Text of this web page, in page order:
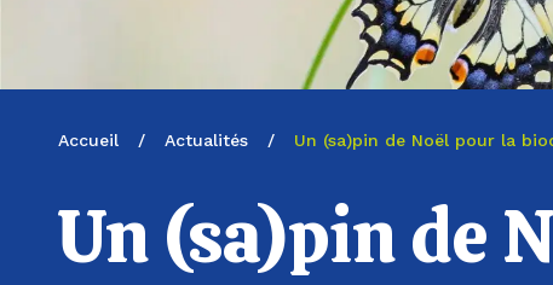
Accueil / Actualités / Un (sa)pin de Noël pour la
Un (sa)pin de